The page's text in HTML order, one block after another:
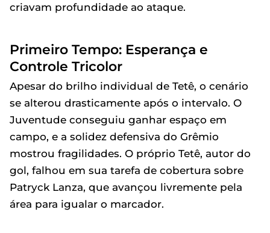
criavam profundidade ao ataque.
Primeiro Tempo: Esperança e
Controle Tricolor
Apesar do brilho individual de Tetê, o cenário
se alterou drasticamente após o intervalo. O
Juventude conseguiu ganhar espaço em
campo, e a solidez defensiva do Grêmio
mostrou fragilidades. O próprio Tetê, autor do
gol, falhou em sua tarefa de cobertura sobre
Patryck Lanza, que avançou livremente pela
área para igualar o marcador.